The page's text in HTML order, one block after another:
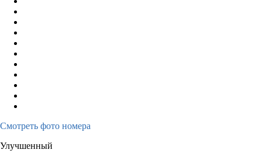
Смотреть фото номера
Улучшенный